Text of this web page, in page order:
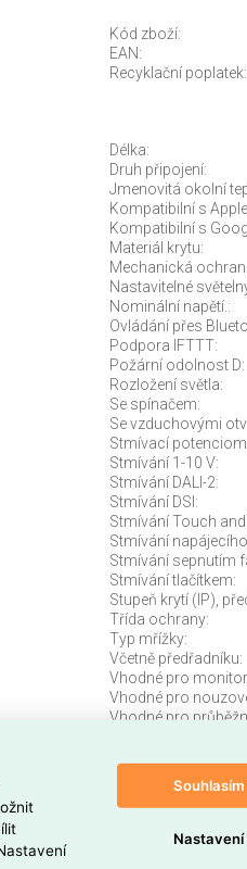
Kód zboží:
EAN:
Recyklační poplatek:
Délka:
Druh připojení:
Jmenovitá okolní
Kompatibilní s
Kompatibilní s
Materiál krytu:
Mechanická
Nastavitelné
Nominální napětí.:
Ovládání přes
Podpora IFTTT:
Požární odolnost D:
Rozložení světla:
Se spínačem:
Se vzduchovými
Stmívací
Stmívání 1-10 V:
Stmívání DALI-2:
Stmívání DSI:
Stmívání Touch and
Stmívání
Stmívání sepnutím
Stmívání tlačítkem:
Stupeň krytí (IP),
Třída ochrany:
Typ mřížky:
Včetně předřadníku:
Vhodné pro
Vhodné pro
Vhodné pro
2XLAMP IP65